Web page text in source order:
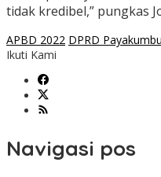
tidak kredibel,” pungkas
APBD 2022 DPRD
Ikuti Kami
Navigasi pos